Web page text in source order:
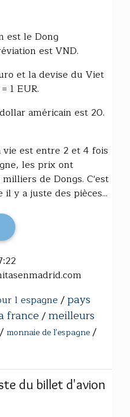
est le Dong
est VND.
et la devise du Viet
1 EUR.
américain est 20.
est entre 2 et 4 fois
les prix ont
de Dongs. C'est
y a juste des pièces...
l espagne/pays
france/meilleurs
/ monnaie de l'espagne/
du billet d'avion